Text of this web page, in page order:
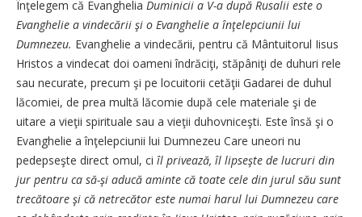
Înţelegem că Evanghelia Duminicii a V-a după Rusalii este o
Evanghelie a vindecării şi o Evanghelie a înţelepciunii lui
Dumnezeu. Evanghelie a vindecării, pentru că Mântuitorul Iisus
Hristos a vindecat doi oameni îndrăciţi, stăpâniţi de duhuri rele
sau necurate, precum şi pe locuitorii cetăţii Gadarei de duhul
lăcomiei, de prea multă lăcomie după cele materiale şi de
uitare a vieţii spirituale sau a vieţii duhovniceşti. Este însă şi o
Evanghelie a înţelepciunii lui Dumnezeu Care uneori nu
pedepseşte direct omul, ci îl privează, îl lipseşte de lucruri din
jur pentru ca să-şi aducă aminte că toate cele din jurul său sunt
trecătoare şi că netrecător este numai harul lui Dumnezeu care